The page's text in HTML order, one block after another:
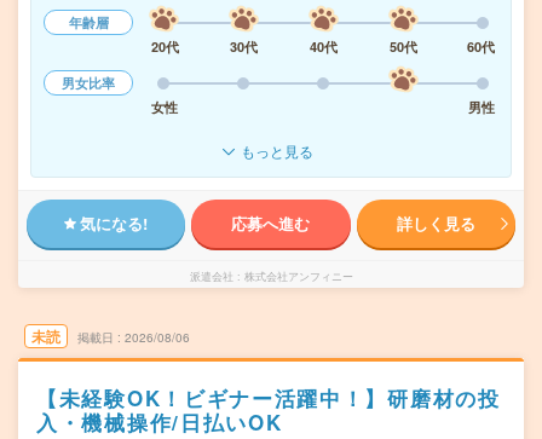
年齢層
20代
30代 40代 50代
60代
男女比率
女性
男性
もっと見る
気になる! 応募へ進む 詳しく見る
派遣会社 株式会社アンフィニー
未読 掲載日 2026/08/06
【未経験OK！ビギナー活躍中！】研磨材の投
入・機械操作/日払いOK